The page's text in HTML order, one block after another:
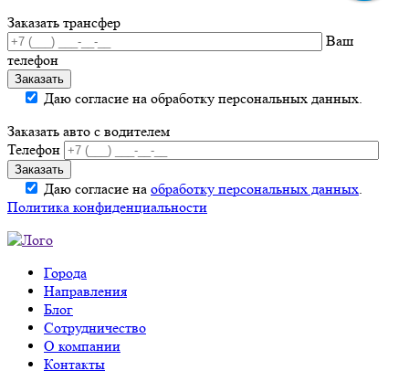
Заказать трансфер
Ваш
телефон
Даю согласие на обработку персональных данных.
Заказать авто с водителем
Телефон
Даю согласие на обработку персональных данных.
Политика конфиденциальности
Города
Направления
Блог
Сотрудничество
О компании
Контакты